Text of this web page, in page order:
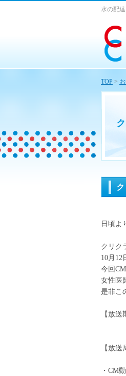
水の配
日頃よ
クリク
10月12
今回
女性医
是非こ
【放
11
11
【放
・CM
TOP >